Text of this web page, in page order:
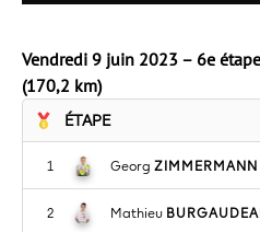
Vendredi 9 juin 2023 – 6e
(170,2 km)